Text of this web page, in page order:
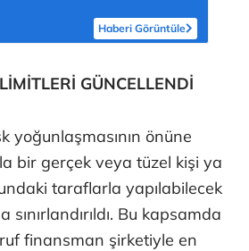
Haberi Görüntüle
GÜNCELLENDİ
yoğunlaşmasının önüne
bir gerçek veya tüzel kişi ya
taraflarla yapılabilecek
sınırlandırıldı. Bu kapsamda
finansman şirketiyle en